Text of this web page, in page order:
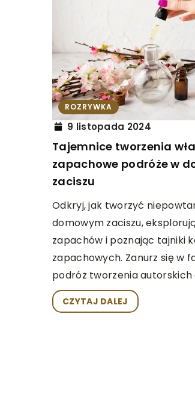
ROZRYWKA
9 listopada 2024
Tajemnice tworzenia
zapachowe podróże w
zaciszu
Odkryj, jak tworzyć
domowym zaciszu,
zapachów i poznając tajniki
zapachowych. Zanurz się w
podróż tworzenia autorskich
CZYTAJ DALEJ
21 lipca
Jak
twoje
Odkryj
hobby.
twoje